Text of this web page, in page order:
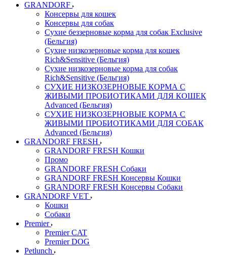
GRANDORF
Консервы для кошек
Консервы для собак
Сухие беззерновые корма для собак Exclusive
(Бельгия)
Сухие низкозерновые корма для кошек
Rich&Sensitive (Бельгия)
Сухие низкозерновые корма для собак
Rich&Sensitive (Бельгия)
СУХИЕ НИЗКОЗЕРНОВЫЕ КОРМА С
ЖИВЫМИ ПРОБИОТИКАМИ ДЛЯ КОШЕК
Advanced (Бельгия)
СУХИЕ НИЗКОЗЕРНОВЫЕ КОРМА С
ЖИВЫМИ ПРОБИОТИКАМИ ДЛЯ СОБАК
Advanced (Бельгия)
GRANDORF FRESH
GRANDORF FRESH Кошки
Промо
GRANDORF FRESH Собаки
GRANDORF FRESH Консервы Кошки
GRANDORF FRESH Консервы Собаки
GRANDORF VET
Кошки
Собаки
Premier
Premier CAT
Premier DOG
Petlunch